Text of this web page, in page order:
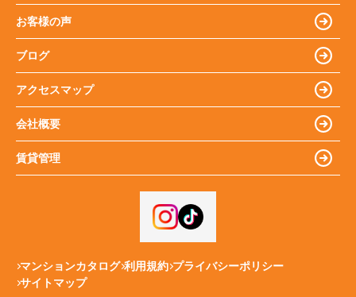
お客様の声
ブログ
アクセスマップ
会社概要
賃貸管理
マンションカタログ 利用規約 プライバシーポリシー
サイトマップ